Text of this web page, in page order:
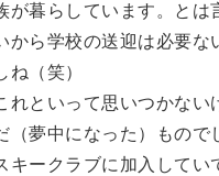
が暮らしています。とは
から学校の送迎は必要な
ね（笑）
れといって思いつかない
（夢中になった）もので
キークラブに加入してい